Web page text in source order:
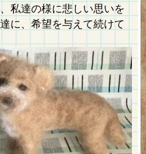
私達の様に悲しい思いを
に、 希望を与えて続けて